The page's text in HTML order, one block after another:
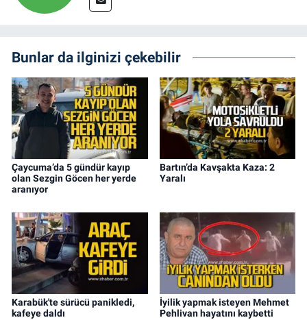
Bunlar da ilginizi çekebilir
Çaycuma’da 5 gündür kayıp
olan Sezgin Göcen her yerde
aranıyor
Bartın’da Kavşakta Kaza: 2
Yaralı
Karabük'te sürücü panikledi,
kafeye daldı
İyilik yapmak isteyen Mehmet
Pehlivan hayatını kaybetti